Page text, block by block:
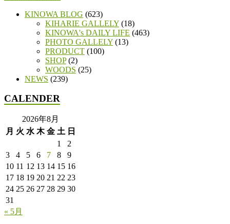
KINOWA BLOG (623)
KIHARIE GALLELY (18)
KINOWA's DAILY LIFE (463)
PHOTO GALLELY (13)
PRODUCT (100)
SHOP(2)
WOODS (25)
NEWS (239)
CALENDER
2026年8月
月 火 水 木 金 土 日
1
2
3
4 5 6 7 8
9
10 11 12 13 14 15 16
17 18 19 20 21 22 23
24 25 26 27 28 29 30
31
« 5月